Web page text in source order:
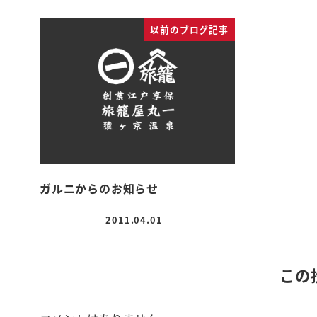
以前のブログ記事
ガルニからのお知らせ
投稿日
2011.04.01
この